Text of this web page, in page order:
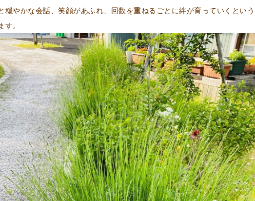
穏やかな会話、笑顔があふれ、回数を重ねるごとに絆が育っていくという
す。